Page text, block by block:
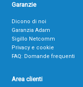
Garanzie
Dicono di noi
Garanzia Adam
Sigillo Netcomm
Privacy e cookie
FAQ: Domande frequenti
Area clienti